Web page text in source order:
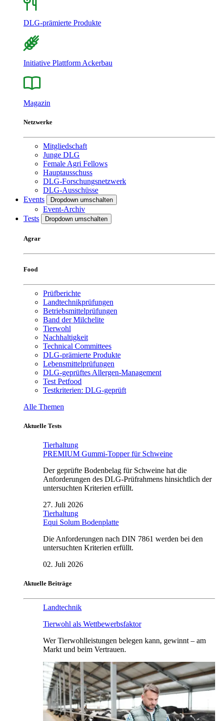
DLG-prämierte Produkte
Initiative Plattform Ackerbau
Magazin
Netzwerke
Mitgliedschaft
Junge DLG
Female Agri Fellows
Hauptausschuss
DLG-Forschungsnetzwerk
DLG-Ausschüsse
Events
Dropdown umschalten
Event-Archiv
Tests
Dropdown umschalten
Agrar
Food
Prüfberichte
Landtechnikprüfungen
Betriebsmittelprüfungen
Band der Milchelite
Tierwohl
Nachhaltigkeit
Technical Committees
DLG-prämierte Produkte
Lebensmittelprüfungen
DLG-geprüftes Allergen-Management
Test Petfood
Testkriterien: DLG-geprüft
Alle Themen
Aktuelle Tests
Tierhaltung
PREMIUM Gummi-Topper für Schweine
Der geprüfte Bodenbelag für Schweine hat die
Anforderungen des DLG-Prüfrahmens hinsichtlich der
untersuchten Kriterien erfüllt.
27. Juli 2026
Tierhaltung
Equi Solum Bodenplatte
Die Anforderungen nach DIN 7861 werden bei den
untersuchten Kriterien erfüllt.
02. Juli 2026
Aktuelle Beiträge
Landtechnik
Tierwohl als Wettbewerbsfaktor
Wer Tierwohlleistungen belegen kann, gewinnt – am
Markt und beim Vertrauen.